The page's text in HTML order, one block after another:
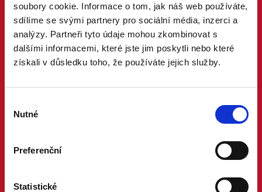
soubory cookie. Informace o tom, jak náš web používáte,
sdílíme se svými partnery pro sociální média, inzerci a
analýzy. Partneři tyto údaje mohou zkombinovat s
dalšími informacemi, které jste jim poskytli nebo které
získali v důsledku toho, že používáte jejich služby.
souhlasu
Nutné
Preferenční
Statistické